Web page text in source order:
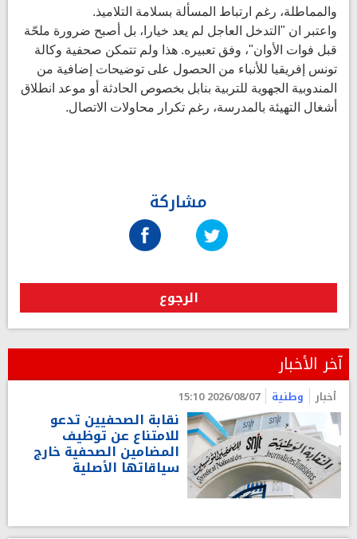
والمماطلة، رغم ارتباط المسألة بسلامة التلاميذ.
واعتبر ان "التدخل العاجل لم يعد خيارا، بل أصبح ضرورة ملحّة
قبل فوات الأوان"، وفق تعبيره. هذا ولم تتمكن صحفية وكالة
تونس إفريقيا للأنباء من الحصول على توضيحات إضافية من
المندوبية الجهوية للتربية بنابل بخصوص الحادثة أو موعد انطلاق
أشغال التهيئة بالمدرسة، رغم تكرار محاولات الاتصال.
مشاركة
الرجوع
آخر الأخبار
أخبار وطنية 2026/08/07 15:10
نقابة الصحفيين تدعو
للامتناع عن توظيف
المضامين الصحفية خارج
سياقاتها الأصلية